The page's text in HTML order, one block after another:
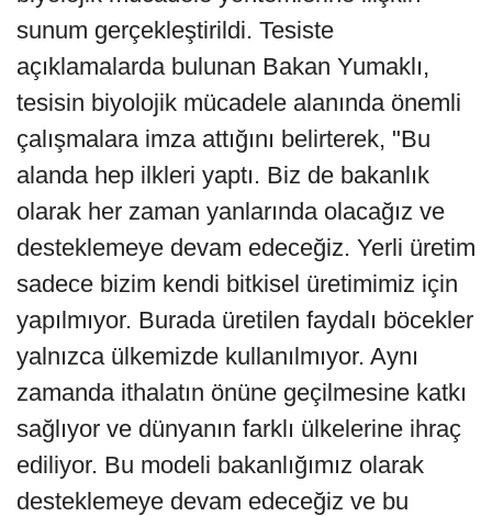
sunum gerçekleştirildi. Tesiste
açıklamalarda bulunan Bakan Yumaklı,
tesisin biyolojik mücadele alanında önemli
çalışmalara imza attığını belirterek, "Bu
alanda hep ilkleri yaptı. Biz de bakanlık
olarak her zaman yanlarında olacağız ve
desteklemeye devam edeceğiz. Yerli üretim
sadece bizim kendi bitkisel üretimimiz için
yapılmıyor. Burada üretilen faydalı böcekler
yalnızca ülkemizde kullanılmıyor. Aynı
zamanda ithalatın önüne geçilmesine katkı
sağlıyor ve dünyanın farklı ülkelerine ihraç
ediliyor. Bu modeli bakanlığımız olarak
desteklemeye devam edeceğiz ve bu